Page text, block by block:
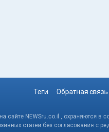
Теги Обратная связь
сайте NEWSru.co.il , охраняются в
статей без согласования с